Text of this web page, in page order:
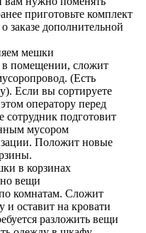
приготовьте комплект
заказе дополнительной
мешки
в помещении, сложит
(Есть
Если вы сортируете
оператору перед
сотрудник подготовит
мусором
Положит новые
в корзинах
вещи
комнатам. Сложит
и оставит на кровати
разложить вещи